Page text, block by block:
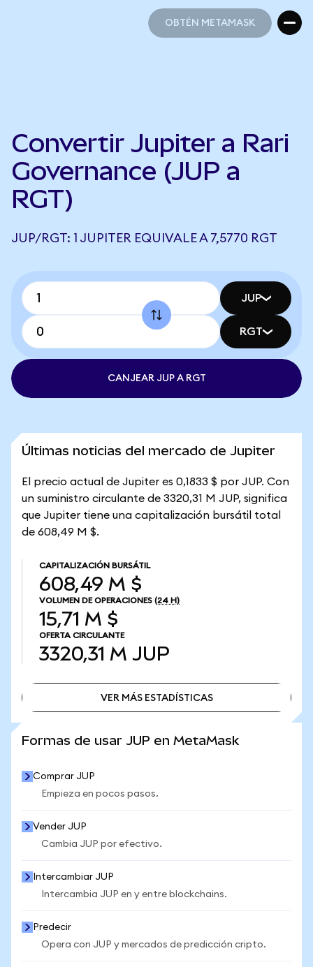
OBTÉN METAMASK
Convertir Jupiter a Rari
Governance (JUP a
RGT)
JUP/RGT: 1 JUPITER EQUIVALE A 7,5770 RGT
JUP
RGT
CANJEAR JUP A RGT
Últimas noticias del mercado de Jupiter
El precio actual de Jupiter es 0,1833 $ por JUP. Con
un suministro circulante de 3320,31 M JUP, significa
que Jupiter tiene una capitalización bursátil total
de 608,49 M $.
CAPITALIZACIÓN BURSÁTIL
608,49 M $
VOLUMEN DE OPERACIONES (24 H)
15,71 M $
OFERTA CIRCULANTE
3320,31 M JUP
VER MÁS ESTADÍSTICAS
Formas de usar JUP en MetaMask
Comprar JUP
Empieza en pocos pasos.
Vender JUP
Cambia JUP por efectivo.
Intercambiar JUP
Intercambia JUP en y entre blockchains.
Predecir
Opera con JUP y mercados de predicción cripto.